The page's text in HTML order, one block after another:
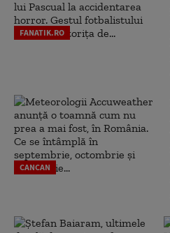
FANATIK.RO
CANCAN